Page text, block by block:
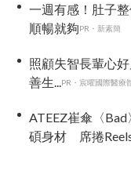
一週有感！肚子
順暢就夠PR・新素簡
照顧失智長輩心
善生...
PR・宸曜國際醫療
ATEEZ崔傘〈
碩身材 席捲